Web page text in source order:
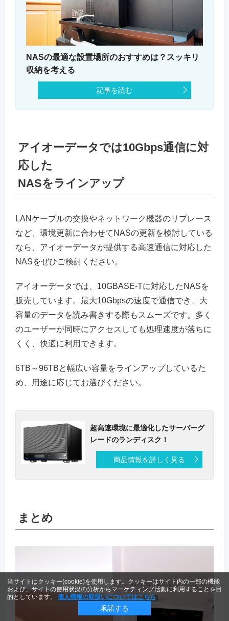
NASの最適な設置場所のおすすめは？スッキリ
収納を考える
記事を読む
アイオーデータでは10Gbps通信に対
応した
NASをラインアップ
LANケーブルの交換やネットワーク機器のリプレース
など、環境更新に合わせてNASの更新を検討している
なら、アイオーデータが提供する高速通信に対応した
NASをぜひご検討ください。
アイオーデータでは、10GBASE-Tに対応したNASを
販売しています。最大10Gbpsの速度で通信でき、大
容量のデータを読み書きする際もスムーズです。多く
のユーザーが同時にアクセスしても処理速度が落ちに
くく、快適に利用できます。
6TB～96TBと幅広い容量をラインアップしているた
め、用途に応じてお選びください。
超高速環境に最適化したサーバーグ
レードのランディスク！
商品情報を詳しく見る
まとめ
当サイトはクッキー(cookie)を使用します。クッキーはサイト内の一部の機能
および、サイトの使用状況の分析からマーケティング活動に利用することを目
的としています。
個人情報の取扱いについてはこちら
承諾する